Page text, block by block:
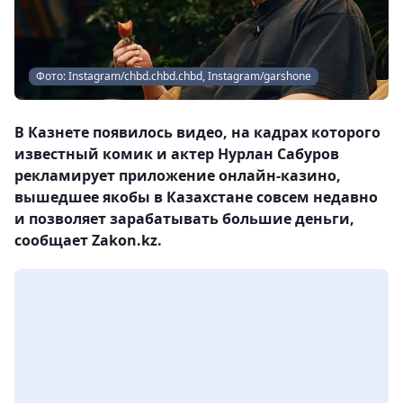
Фото: Instagram/chbd.chbd.chbd, Instagram/garshone
В Казнете появилось видео, на кадрах которого
известный комик и актер Нурлан Сабуров
рекламирует приложение онлайн-казино,
вышедшее якобы в Казахстане совсем недавно
и позволяет зарабатывать большие деньги,
сообщает Zakon.kz.